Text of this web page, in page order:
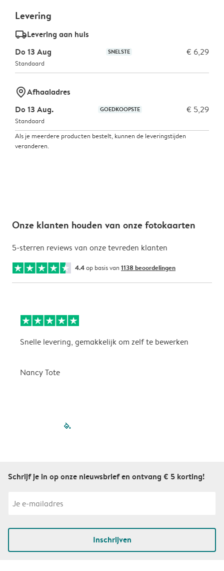
Levering
delivery_standard_v2Levering aan huis
Do 13 Aug
SNELSTE € 6,29
Standaard
marker-pinAfhaaladres
Do 13 Aug.
GOEDKOOPSTE € 5,29
Standaard
Als je meerdere producten bestelt, kunnen de leveringstijden
veranderen.
Onze klanten houden van onze fotokaarten
5-sterren reviews van onze tevreden klanten
4.4op basis van 1138 beoordelingen
Snelle levering, gemakkelijk om zelf te bewerken
Nancy Tote
filled-pagination
Schrijf je in op onze nieuwsbrief en ontvang € 5 korting!
Inschrijven